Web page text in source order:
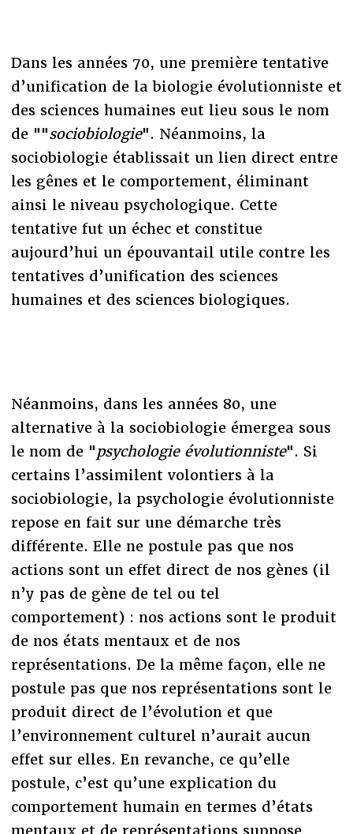
Dans les années 70, une première tentative
d’unification de la biologie évolutionniste et
des sciences humaines eut lieu sous le nom
de ""sociobiologie". Néanmoins, la
sociobiologie établissait un lien direct entre
les gênes et le comportement, éliminant
ainsi le niveau psychologique. Cette
tentative fut un échec et constitue
aujourd’hui un épouvantail utile contre les
tentatives d’unification des sciences
humaines et des sciences biologiques.
Néanmoins, dans les années 80, une
alternative à la sociobiologie émergea sous
le nom de "psychologie évolutionniste". Si
certains l’assimilent volontiers à la
sociobiologie, la psychologie évolutionniste
repose en fait sur une démarche très
différente. Elle ne postule pas que nos
actions sont un effet direct de nos gènes (il
n’y pas de gène de tel ou tel
comportement) : nos actions sont le produit
de nos états mentaux et de nos
représentations. De la même façon, elle ne
postule pas que nos représentations sont le
produit direct de l’évolution et que
l’environnement culturel n’aurait aucun
effet sur elles. En revanche, ce qu’elle
postule, c’est qu’une explication du
comportement humain en termes d’états
mentaux et de représentations suppose